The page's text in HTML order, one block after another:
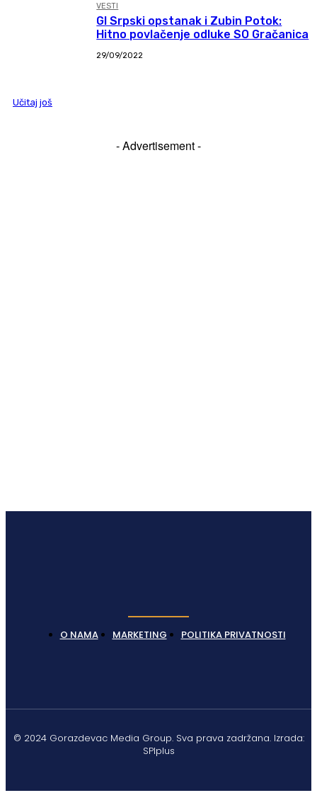
VESTI
GI Srpski opstanak i Zubin Potok:
Hitno povlačenje odluke SO Gračanica
29/09/2022
Učitaj još
- Advertisement -
O NAMA MARKETING POLITIKA PRIVATNOSTI
© 2024 Gorazdevac Media Group. Sva prava zadržana. Izrada:
SPIplus